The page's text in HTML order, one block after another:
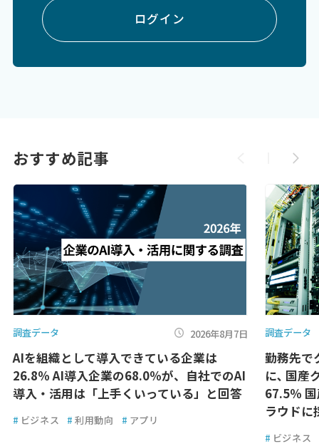
ログイン
おすすめ記事
調査データ 2026年8月7日
AIを組織として導入できている企業は
26.8％ AI導入企業の68.0％が、自社でのAI
導入・活用は「上手くいっている」と回答
# ビジネス # 利用動向 # アプリ
調査データ
勤務先で
に､ 国産
67.5％
ラウドに
# ビジネス